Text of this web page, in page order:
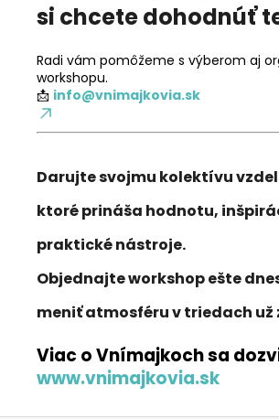
si chcete dohodnúť
Radi vám pomôžeme s výberom aj
workshopu.
📩 info@vnimajkovia.sk
Darujte svojmu kolektívu
ktoré prináša hodnotu,
praktické nástroje.
Objednajte workshop ešte
meniť atmosféru v triedach už
Viac o Vnímajkoch sa
www.vnimajkovia.sk